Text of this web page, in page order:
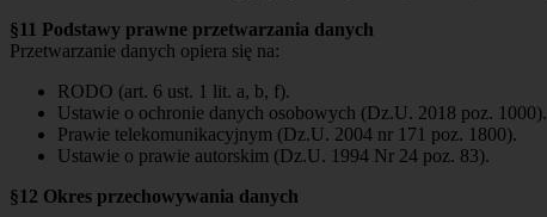
§11 Podstawy prawne przetwarzania danych
Przetwarzanie danych opiera się na:
RODO (art. 6 ust. 1 lit. a, b, f).
Ustawie o ochronie danych osobowych (Dz.U. 2018 poz. 1000).
Prawie telekomunikacyjnym (Dz.U. 2004 nr 171 poz. 1800).
Ustawie o prawie autorskim (Dz.U. 1994 Nr 24 poz. 83).
§12 Okres przechowywania danych